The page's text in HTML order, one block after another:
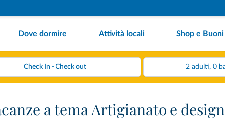
Dove dormire Attività locali Shop e Buoni
a tema Artigianato e design